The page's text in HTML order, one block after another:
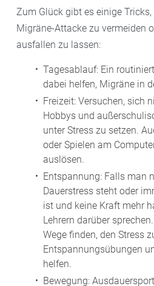
Zum Glück gibt es einige
Migräne-Attacke zu vermeiden
ausfallen zu lassen:
Tagesablauf: Ein
dabei helfen, Migräne in
Freizeit: Versuchen, sich
Hobbys und
unter Stress zu setzen.
oder Spielen am
auslösen.
Entspannung: Falls man
Dauerstress steht oder
ist und keine Kraft mehr
Lehrern darüber
Wege finden, den Stress
Entspannungsübungen
helfen.
Bewegung: